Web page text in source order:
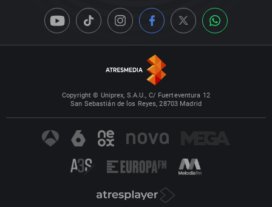
Copyright © Uniprex, S.A.U., C/ Fuerteventura 12
San Sebastián de los Reyes, 28703 Madrid